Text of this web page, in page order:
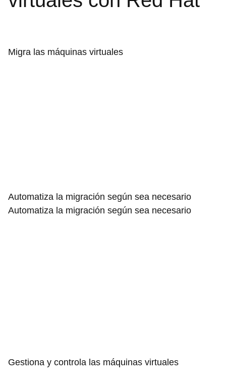
Migra las máquinas virtuales
Automatiza la migración según sea necesario
Automatiza la migración según sea necesario
Gestiona y controla las máquinas virtuales